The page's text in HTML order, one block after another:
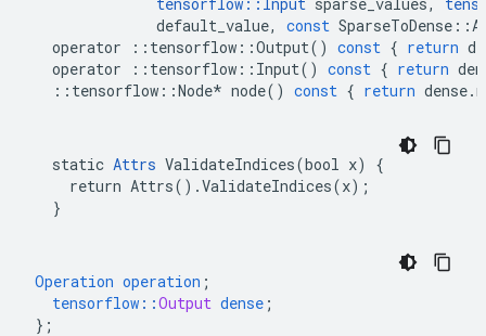
default_value, const SparseToDense ::
operator
:: tensorflow ::Output() const { return
operator
:: tensorflow :: Input() const { return
:: tensorflow ::Node* node() const { return dense.
  static
Attrs ValidateIndices(bool x) {
    return Attrs().ValidateIndices(x);
  }
Operation operation ;
tensorflow ::Output dense ;
} ;